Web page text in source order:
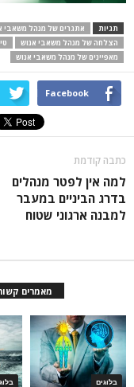
תגיות אתגרים של מנהל משאבי
הצלחה של מנהל משאבי אנוש
מאפיינים של מנהל משאבי אנוש
Facebook
כתבה קודמת
למה אין לפטר מנהלים
בדרג הביניים במעבר
למבנה ארגוני שטוח
מאמרים
בלוגים